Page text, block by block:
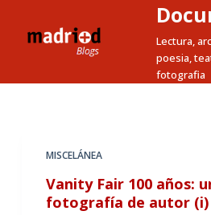
t
Lectura,
poesia,
fotografia
MISCELÁNEA
Vanity Fair 100 años:
fotografía de autor (i)